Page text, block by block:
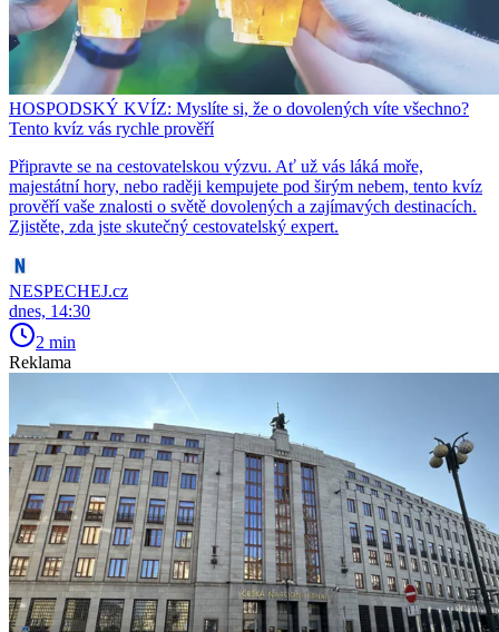
HOSPODSKÝ KVÍZ: Myslíte si, že o dovolených víte všechno?
Tento kvíz vás rychle prověří
Připravte se na cestovatelskou výzvu. Ať už vás láká moře,
majestátní hory, nebo raději kempujete pod širým nebem, tento kvíz
prověří vaše znalosti o světě dovolených a zajímavých destinacích.
Zjistěte, zda jste skutečný cestovatelský expert.
NESPECHEJ.cz
dnes, 14:30
2 min
Reklama